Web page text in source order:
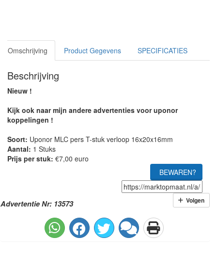
Omschrijving Product Gegevens SPECIFICATIES
Beschrijving
Nieuw !
Kijk ook naar mijn andere advertenties voor uponor
koppelingen !
Soort: Uponor MLC pers T-stuk verloop 16x20x16mm
Aantal: 1 Stuks
Prijs per stuk: €7,00 euro
BEWAREN?
Advertentie Nr: 13573 Volgen